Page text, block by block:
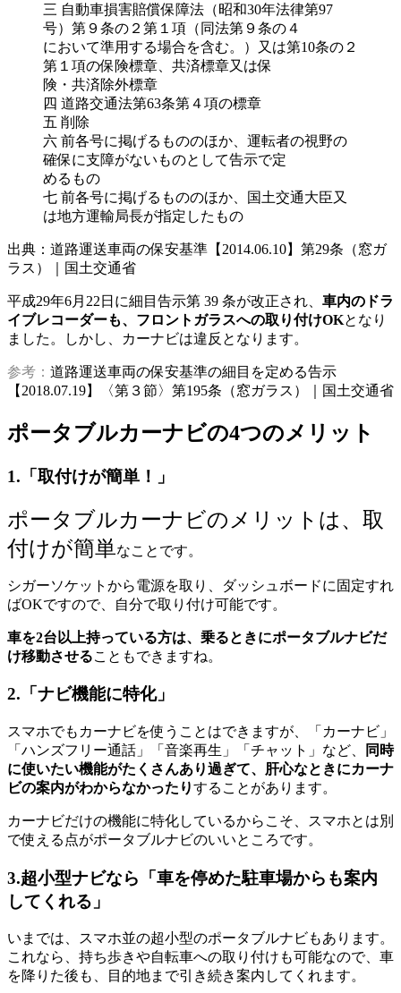
三 自動車損害賠償保障法（昭和30年法律第97
号）第９条の２第１項（同法第９条の４
において準用する場合を含む。）又は第10条の２
第１項の保険標章、共済標章又は保
険・共済除外標章
四 道路交通法第63条第４項の標章
五 削除
六 前各号に掲げるもののほか、運転者の視野の
確保に支障がないものとして告示で定
めるもの
七 前各号に掲げるもののほか、国土交通大臣又
は地方運輸局長が指定したもの
出典：道路運送車両の保安基準【2014.06.10】第29条（窓ガ
ラス）｜国土交通省
平成29年6月22日に細目告示第 39 条が改正され、 車内のドラ
イブレコーダーも、フロントガラスへの取り付けOKとなり
ました。しかし、カーナビは違反となります。
参考： 道路運送車両の保安基準の細目を定める告示
【2018.07.19】〈第３節〉第195条（窓ガラス）｜国土交通省
ポータブルカーナビの4つのメリット
1.「取付けが簡単！」
ポータブルカーナビのメリットは、取
付けが簡単なことです。
シガーソケットから電源を取り、ダッシュボードに固定すれ
ばOKですので、自分で取り付け可能です。
車を2台以上持っている方は、乗るときにポータブルナビだ
け移動させることもできますね。
2.「ナビ機能に特化」
スマホでもカーナビを使うことはできますが、「カーナビ」
「ハンズフリー通話」「音楽再生」「チャット」など、
同時
に使いたい機能がたくさんあり過ぎて、肝心なときにカーナ
ビの案内がわからなかったりすることがあります。
カーナビだけの機能に特化しているからこそ、スマホとは別
で使える点がポータブルナビのいいところです。
3.超小型ナビなら「車を停めた駐車場からも案内
してくれる」
いまでは、スマホ並の超小型のポータブルナビもあります。
これなら、持ち歩きや自転車への取り付けも可能なので、車
を降りた後も、目的地まで引き続き案内してくれます。